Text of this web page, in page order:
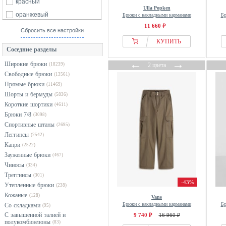
Cecil
Champion
Cinq à Sept
CITIZENS OF HUMANITY
COMMA
Cream
Culture
DEF
Deha
Desigual
Diesel
DOUBLE A BY W.W.
EDITED
Elara
Ellen New York
Fiorella Rubino
красный
оранжевый
розовый
серый
синий
фиолетовый
хаки
черный
Сбросить все настройки
Соседние разделы
Широкие брюки (18239)
Свободные брюки (13561)
Прямые брюки (11469)
Шорты и бермуды (5836)
Короткие шортики (4611)
Брюки 7/8 (3098)
Спортивные штаны (2695)
Леггинсы (2542)
Капри (2522)
Зауженные брюки (467)
Чиносы (334)
Треггинсы (301)
Утепленные брюки (238)
Кожаные (128)
Со складками (95)
С завышенной талией и
полукомбинезоны (83)
Ulla Popken
Брюки с накладными карманами
11 660 ₽
КУПИТЬ
←2 цвета→
-43%
Vans
Брюки с накладными карманами
9 740 ₽ 16 960 ₽